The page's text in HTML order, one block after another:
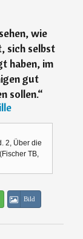
wie
sich selbst
haben, im
gut
sollen.“
2, Über die
TB,
Bild